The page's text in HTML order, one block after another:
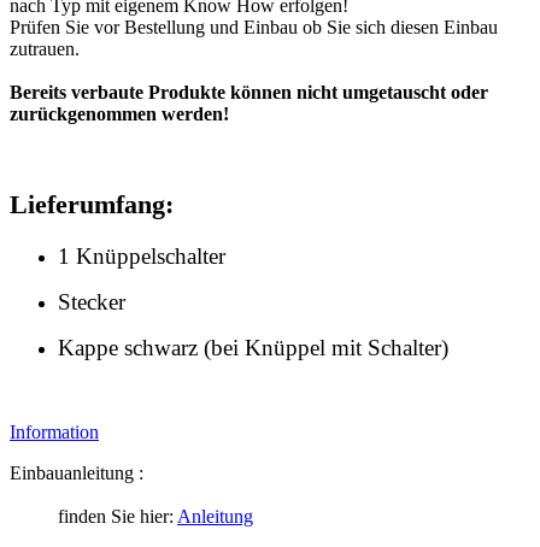
nach Typ mit eigenem Know How erfolgen!
Prüfen Sie vor Bestellung und Einbau ob Sie sich diesen Einbau
zutrauen.
Bereits verbaute Produkte können nicht umgetauscht oder
zurückgenommen werden!
Lieferumfang:
1 Knüppelschalter
Stecker
Kappe schwarz (bei Knüppel mit Schalter)
Information
Einbauanleitung :
finden Sie hier: Anleitung